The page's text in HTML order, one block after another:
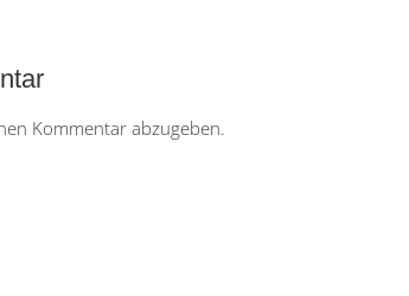
Kommentar abzugeben.